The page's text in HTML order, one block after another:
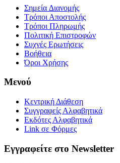
Σημεία ∆ιανομής
Τρόποι Αποστολής
Τρόποι Πληρωμής
Πολιτική Επιστροφών
Συχνές Ερωτήσεις
Βοήθεια
Όροι Χρήσης
Μενού
Κεντρική Διάθεση
Συγγραφείς Αλφαβητικά
Εκδότες Αλφαβητικά
Link σε Φόρμες
Εγγραφείτε στο Newsletter